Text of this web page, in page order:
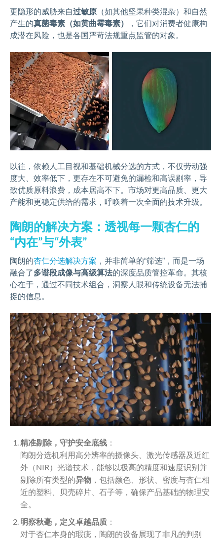
更隐形的威胁来自过敏原 （如其他坚果种类混杂）和自然
产生的真菌毒素（如黄曲霉毒素）
，它们对消费者健康构
成潜在风险，也是各国严苛法规重点监管的对象。
以往，依赖人工目视和基础机械分选的方式，不仅劳动强
度大、效率低下，更存在不可避免的漏检和高误剔率，导
致优质原料浪费，成本居高不下。市场对更高品质、更大
产能和更稳定供给的需求，呼唤着一次全面的技术升级。
陶朗的解决方案：透视每一颗杏仁的
“内在”与“外表”
陶朗的杏仁分选解决方案 ，并非简单的“筛选”，而是一场
融合了多谱段成像与高级算法的深度品质管控革命。其核
心在于，通过不同技术组合，洞察人眼和传统设备无法捕
捉的信息。
精准剔除，守护安全底线：
陶朗分选机利用高分辨率的摄像头、激光传感器及近红
外（NIR）光谱技术，能够以极高的精度和速度识别并
剔除所有类型的异物，包括颜色、形状、密度与杏仁相
近的塑料、贝壳碎片、石子等，确保产品基础的物理安
全。
明察秋毫，定义卓越品质：
对于杏仁本身的瑕疵，陶朗的设备展现了非凡的判别